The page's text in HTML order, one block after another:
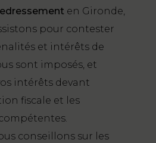
en Gironde,
pour contester
et intérêts de
sont imposés, et
intérêts devant
fiscale et les
conseillons sur les